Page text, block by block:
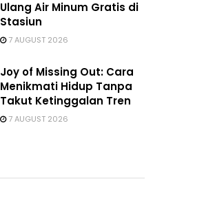
Ulang Air Minum Gratis di
Stasiun
7 AUGUST 2026
Joy of Missing Out: Cara
Menikmati Hidup Tanpa
Takut Ketinggalan Tren
7 AUGUST 2026